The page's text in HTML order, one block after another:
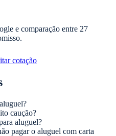
e comparação entre 27
cotação
caução?
aluguel?
pagar o aluguel com carta